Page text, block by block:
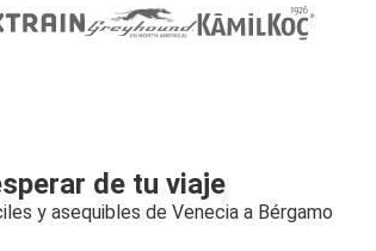
de tu viaje
y asequibles de Venecia a Bérgamo